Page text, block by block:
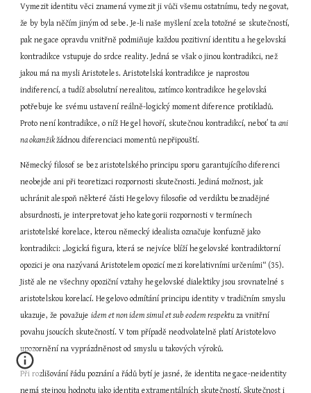
Vymezit identitu věci znamená vymezit ji vůči všemu ostatnímu, tedy negovat,
že by byla něčím jiným od sebe. Je-li naše myšlení zcela totožné se skutečností,
pak negace opravdu vnitřně podmiňuje každou pozitivní identitu a hegelovská
kontradikce vstupuje do srdce reality. Jedná se však o jinou kontradikci, než
jakou má na mysli Aristoteles. Aristotelská kontradikce je naprostou
indiferencí, a tudíž absolutní nerealitou, zatímco kontradikce hegelovská
potřebuje ke svému ustavení reálně-logický moment diference protikladů.
Proto není kontradikce, o níž Hegel hovoří, skutečnou kontradikcí, neboť ta ani
na okamžik žádnou diferenciaci momentů nepřipouští.
Německý filosof se bez aristotelského principu sporu garantujícího diferenci
neobejde ani při teoretizaci rozpornosti skutečnosti. Jediná možnost, jak
uchránit alespoň některé části Hegelovy filosofie od verdiktu beznadějné
absurdnosti, je interpretovat jeho kategorii rozpornosti v termínech
aristotelské korelace, kterou německý idealista označuje konfuzně jako
kontradikci: „logická figura, která se nejvíce blíží hegelovské kontradiktorní
opozici je ona nazývaná Aristotelem opozicí mezi korelativními určeními“ (35).
Jistě ale ne všechny opoziční vztahy hegelovské dialektiky jsou srovnatelné s
aristotelskou korelací. Hegelovo odmítání principu identity v tradičním smyslu
ukazuje, že považuje idem et non idem simul et sub eodem respektu za vnitřní
povahu jsoucích skutečností. V tom případě neodvolatelně platí Aristotelovo
upozornění na vyprázdněnost od smyslu u takových výroků.
Při rozlišování řádu poznání a řádů bytí je jasné, že identita negace-neidentity
nemá stejnou hodnotu jako identita extramentálních skutečností. Skutečnost i